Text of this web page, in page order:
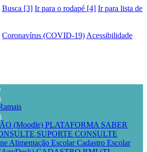
Busca [3] Ir para o rodapé [4] Ir para lista de
Coronavírus (COVID-19) Acessibilidade
(Moodle) PLATAFORMA SABER
SUPORTE CONSULTE
Alimentação EscolarCadastro Escolar